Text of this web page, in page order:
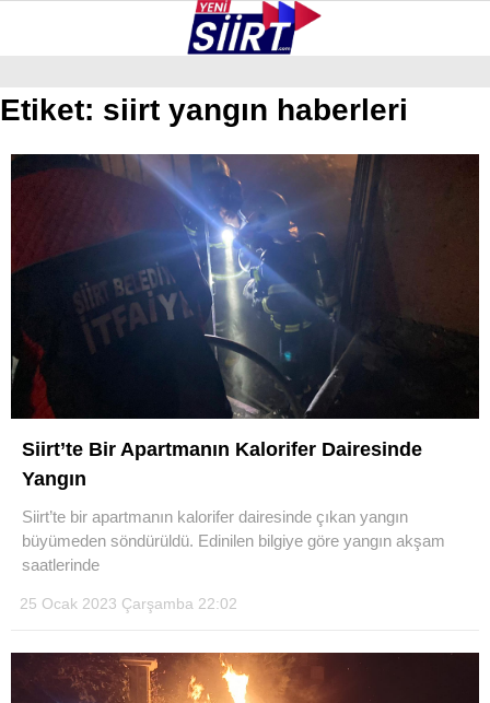
GALERİ VİDEO YAZARLAR
BAYKAN
PERVARI
ŞIRVAN
TILLO
GÜNDEM
NÖBETÇI ECZANELER
Etiket: siirt yangın haberleri
Siirt’te Bir Apartmanın Kalorifer Dairesinde
Yangın
Siirt’te bir apartmanın kalorifer dairesinde çıkan yangın
büyümeden söndürüldü. Edinilen bilgiye göre yangın akşam
saatlerinde
25 Ocak 2023 Çarşamba 22:02